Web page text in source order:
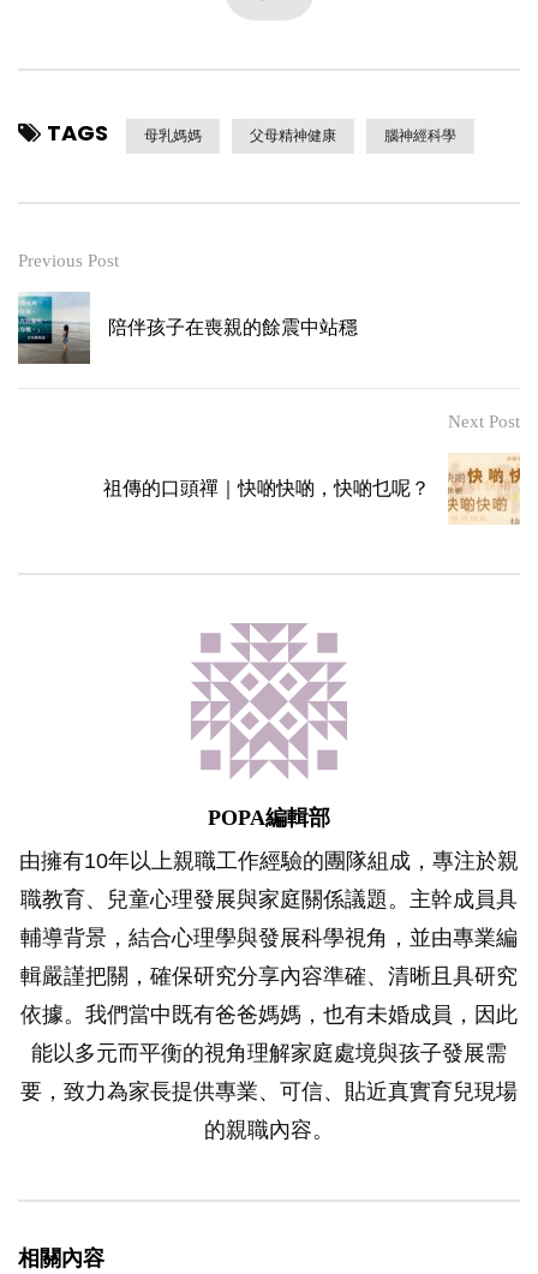
TAGS 母乳媽媽 父母精神健康 腦神經科學
Previous Post
陪伴孩子在喪親的餘震中站穩
Next Post
祖傳的口頭禪｜快啲快啲，快啲乜呢？
POPA編輯部
由擁有10年以上親職工作經驗的團隊組成，專注於親
職教育、兒童心理發展與家庭關係議題。主幹成員具
輔導背景，結合心理學與發展科學視角，並由專業編
輯嚴謹把關，確保研究分享內容準確、清晰且具研究
依據。我們當中既有爸爸媽媽，也有未婚成員，因此
能以多元而平衡的視角理解家庭處境與孩子發展需
要，致力為家長提供專業、可信、貼近真實育兒現場
的親職內容。
相關內容